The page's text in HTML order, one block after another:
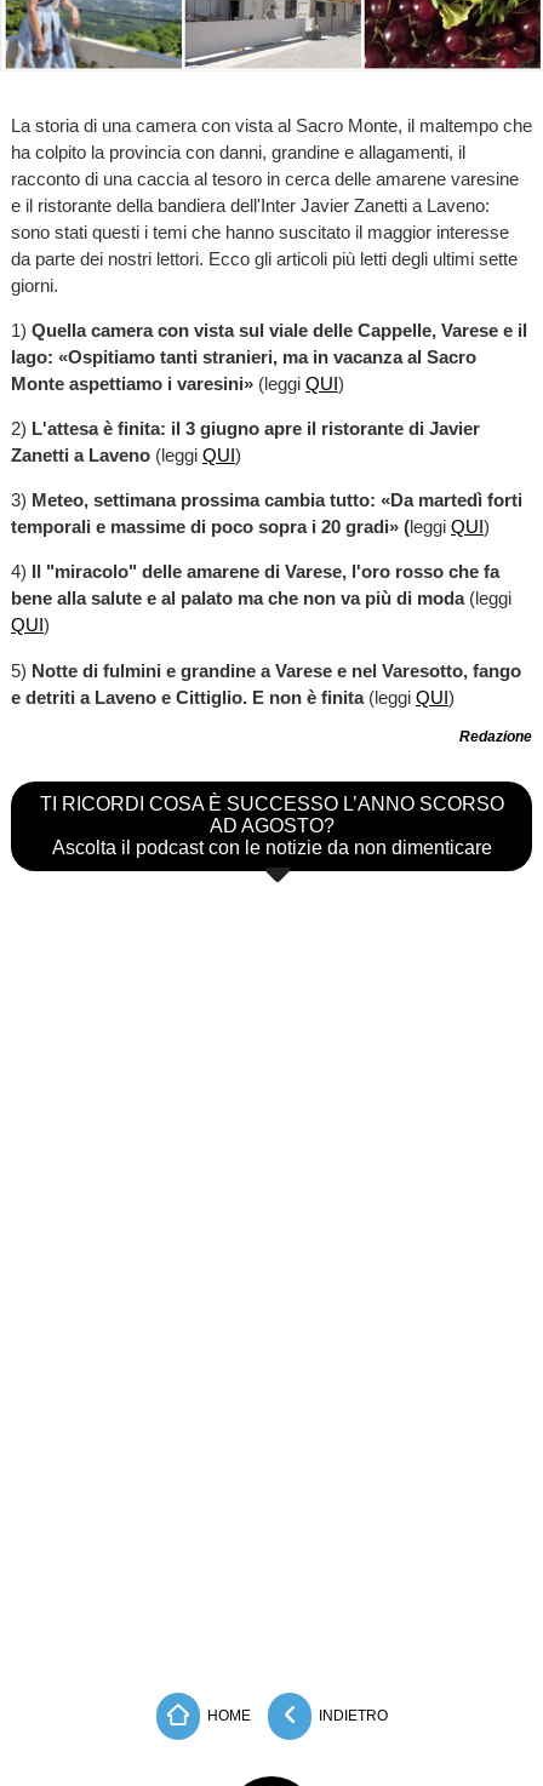
La storia di una camera con vista al Sacro Monte, il maltempo che
ha colpito la provincia con danni, grandine e allagamenti, il
racconto di una caccia al tesoro in cerca delle amarene varesine
e il ristorante della bandiera dell'Inter Javier Zanetti a Laveno:
sono stati questi i temi che hanno suscitato il maggior interesse
da parte dei nostri lettori. Ecco gli articoli più letti degli ultimi sette
giorni.
1) Quella camera con vista sul viale delle Cappelle, Varese e il
lago: «Ospitiamo tanti stranieri, ma in vacanza al Sacro
Monte aspettiamo i varesini»(leggi QUI)
2) L'attesa è finita: il 3 giugno apre il ristorante di Javier
Zanetti a Laveno (leggi QUI)
3) Meteo, settimana prossima cambia tutto: «Da martedì forti
temporali e massime di poco sopra i 20 gradi» (leggi QUI)
4) Il "miracolo" delle amarene di Varese, l'oro rosso che fa
bene alla salute e al palato ma che non va più di moda(leggi
QUI )
5) Notte di fulmini e grandine a Varese e nel Varesotto, fango
e detriti a Laveno e Cittiglio. E non è finita(leggi QUI)
Redazione
TI RICORDI COSA È SUCCESSO L’ANNO SCORSO
AD AGOSTO?
Ascolta il podcast con le notizie da non dimenticare
HOME INDIETRO